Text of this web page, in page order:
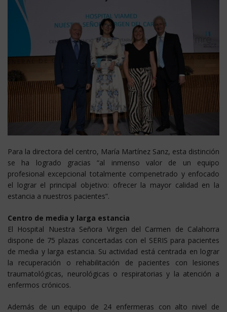
Para la directora del centro, María Martínez Sanz, esta distinción
se ha logrado gracias “al inmenso valor de un equipo
profesional excepcional totalmente compenetrado y enfocado
el lograr el principal objetivo: ofrecer la mayor calidad en la
estancia a nuestros pacientes”.
Centro de media y larga estancia
El Hospital Nuestra Señora Virgen del Carmen de Calahorra
dispone de 75 plazas concertadas con el SERIS para pacientes
de media y larga estancia. Su actividad está centrada en lograr
la recuperación o rehabilitación de pacientes con lesiones
traumatológicas, neurológicas o respiratorias y la atención a
enfermos crónicos.
Además de un equipo de 24 enfermeras con alto nivel de